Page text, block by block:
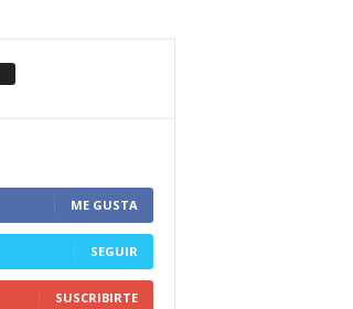
ME GUSTA
SEGUIR
SUSCRIBIRTE